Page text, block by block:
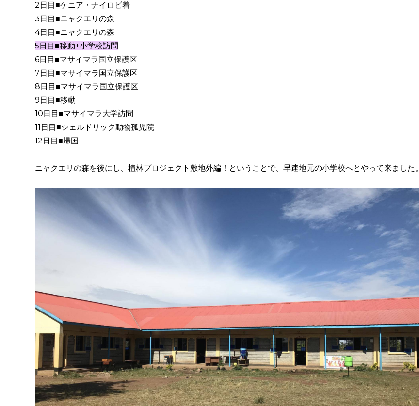
2日目■ケニア・ナイロビ着
3日目■ニャクエリの森
4日目■ニャクエリの森
5日目■移動+小学校訪問
6日目■マサイマラ国立保護区
7日目■マサイマラ国立保護区
8日目■マサイマラ国立保護区
9日目■移動
10日目■マサイマラ大学訪問
11日目■シェルドリック動物孤児院
12日目■帰国
ニャクエリの森を後にし、植林プロジェクト敷地外編！ということで、早速地元の小学校へとやって来ました。